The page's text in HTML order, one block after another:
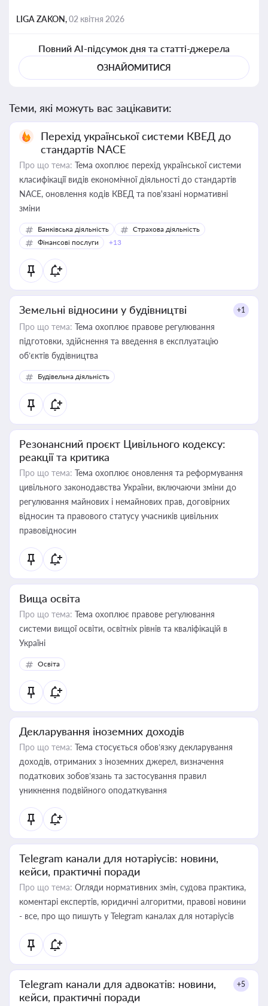
LIGA ZAKON,02 квітня 2026
Повний AI-підсумок дня та статті-джерела
ОЗНАЙОМИТИСЯ
Теми, які можуть вас зацікавити:
Перехід української системи КВЕД до
стандартів NACE
Про що тема: Тема охоплює перехід української системи
класифікації видів економічної діяльності до стандартів
NACE, оновлення кодів КВЕД та пов'язані нормативні
зміни
Банківська діяльність
Страхова діяльність
Фінансові послуги
+13
Земельні відносини у будівництві +1
Про що тема: Тема охоплює правове регулювання
підготовки, здійснення та введення в експлуатацію
об’єктів будівництва
Будівельна діяльність
Резонансний проєкт Цивільного кодексу:
реакції та критика
Про що тема: Тема охоплює оновлення та реформування
цивільного законодавства України, включаючи зміни до
регулювання майнових і немайнових прав, договірних
відносин та правового статусу учасників цивільних
правовідносин
Вища освіта
Про що тема: Тема охоплює правове регулювання
системи вищої освіти, освітніх рівнів та кваліфікацій в
Україні
Освіта
Декларування іноземних доходів
Про що тема: Тема стосується обов’язку декларування
доходів, отриманих з іноземних джерел, визначення
податкових зобов’язань та застосування правил
уникнення подвійного оподаткування
Telegram канали для нотаріусів: новини,
кейси, практичні поради
Про що тема: Огляди нормативних змін, судова практика,
коментарі експертів, юридичні алгоритми, правові новини
- все, про що пишуть у Telegram каналах для нотаріусів
Telegram канали для адвокатів: новини,
кейси, практичні поради
+5